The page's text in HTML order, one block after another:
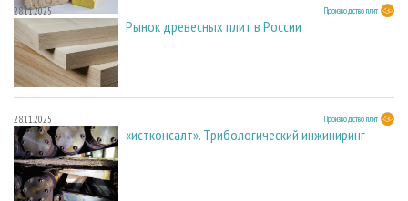
28.11.2025 Производство плит
Рынок древесных плит в России
28.11.2025 Производство плит
«истконсалт». Трибологический инжиниринг